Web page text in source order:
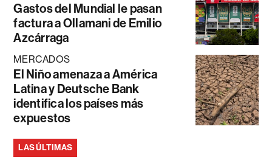
Gastos del Mundial le pasan
factura a Ollamani de Emilio
Azcárraga
MERCADOS
El Niño amenaza a América
Latina y Deutsche Bank
identifica los países más
expuestos
LAS ÚLTIMAS